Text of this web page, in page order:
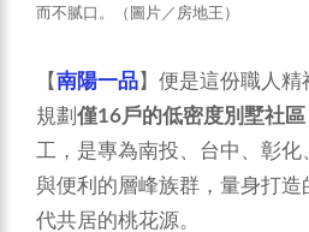
而不腻口。（圖片／房地王）
【南陽一品】便是這份職人
規劃 僅16戶的低密度別墅社區
工，是專為南投、台中、彰
與便利的層峰族群，量身打
代共居的桃花源。